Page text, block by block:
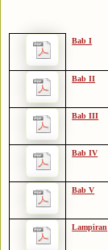
Bab I
Bab II
Bab III
Bab IV
Bab V
Lampiran